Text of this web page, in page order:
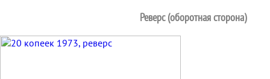
Реверс (оборотная сторона)